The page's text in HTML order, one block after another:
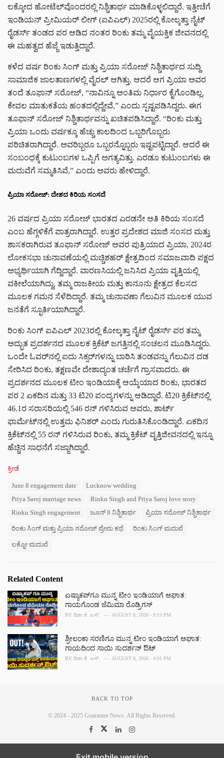
ಲಕ್ಕೋದ ಹೋಟೆಲ್‌ವೊಂದರಲ್ಲಿ ನಿಶ್ಚಿತಾರ್ಥ ಮಾಡಿಕೊಳ್ಳಲಿದ್ದಾರೆ. ಇತ್ತೀಚೆಗೆ
ಇಂಡಿಯನ್ ಪ್ರೀಮಿಯರ್ ಲೀಗ್ (ಐಪಿಎಲ್) 2025ರಲ್ಲಿ ಕೋಲ್ಕತ್ತಾ ನೈಟ್
ರೈಡರ್ಸ್ ತಂಡದ ಪರ ಆಡಿದ ನಂತರ ರಿಂಕು ತಮ್ಮ ವೈಯಕ್ತಿಕ ಜೀವನದಲ್ಲಿ
ಈ ಮಹತ್ವದ ಹೆಜ್ಜೆ ಇಡುತ್ತಿದ್ದಾರೆ.
ಕಳೆದ ವರ್ಷ ರಿಂಕು ಸಿಂಗ್ ಮತ್ತು ಪ್ರಿಯಾ ಸರೋಜ್ ನಿಶ್ಚಿತಾರ್ಥದ ಸುದ್ದಿ
ಸಾಮಾಜಿಕ ಜಾಲತಾಣಗಳಲ್ಲಿ ವೈರಲ್ ಆಗಿತ್ತು. ಆದರೆ ಆಗ ಪ್ರಿಯಾ ಅವರ
ತಂದೆ ತೂಫಾನ್ ಸರೋಜ್, “ನಾವಿನ್ನೂ ಅಂತಿಮ ನಿರ್ಧಾರ ಕೈಗೊಂಡಿಲ್ಲ.
ಕೇವಲ ಮಾತುಕತೆಯ ಹಂತದಲ್ಲಿದ್ದೇವೆ,” ಎಂದು ಸ್ಪಷ್ಟಪಡಿಸಿದ್ದರು. ಈಗ
ತೂಫಾನ್ ಸರೋಜ್ ನಿಶ್ಚಿತಾರ್ಥವನ್ನು ಖಚಿತಪಡಿಸಿದ್ದಾರೆ. “ರಿಂಕು ಮತ್ತು
ಪ್ರಿಯಾ ಒಂದು ವರ್ಷಕ್ಕೂ ಹೆಚ್ಚು ಕಾಲದಿಂದ ಒಬ್ಬರಿಗೊಬ್ಬರು
ಪರಿಚಿತರಾಗಿದ್ದಾರೆ. ಅವರಿಬ್ಬರೂ ಒಬ್ಬರನ್ನೊಬ್ಬರು ಇಷ್ಟಪಟ್ಟಿದ್ದಾರೆ. ಆದರೆ ಈ
ಸಂಬಂಧಕ್ಕೆ ಕುಟುಂಬಗಳ ಒಪ್ಪಿಗೆ ಅಗತ್ಯವಿತ್ತು. ಎರಡೂ ಕುಟುಂಬಗಳು ಈ
ಮದುವೆಗೆ ಸಮ್ಮತಿಸಿವೆ,” ಎಂದು ಅವರು ಹೇಳಿದ್ದಾರೆ.
ಪ್ರಿಯಾ ಸರೋಜ್: ದೇಶದ ಕಿರಿಯ ಸಂಸದೆ
26 ವರ್ಷದ ಪ್ರಿಯಾ ಸರೋಜ್ ಭಾರತದ ಎರಡನೇ ಅತಿ ಕಿರಿಯ ಸಂಸದೆ
ಎಂಬ ಹೆಗ್ಗಳಿಕೆಗೆ ಪಾತ್ರರಾಗಿದ್ದಾರೆ. ಉತ್ತರ ಪ್ರದೇಶದ ಮಾಜಿ ಸಂಸದ ಮತ್ತು
ಶಾಸಕರಾಗಿರುವ ತೂಫಾನ್ ಸರೋಜ್ ಅವರ ಪುತ್ರಿಯಾದ ಪ್ರಿಯಾ, 2024ರ
ಲೋಕಸಭಾ ಚುನಾವಣೆಯಲ್ಲಿ ಮಚ್ಚಿಶಹರ್ ಕ್ಷೇತ್ರದಿಂದ ಸಮಾಜವಾದಿ ಪಕ್ಷದ
ಅಭ್ಯರ್ಥಿಯಾಗಿ ಗೆದ್ದಿದ್ದಾರೆ. ವಾರಣಸಿಯಲ್ಲಿ ಜನಿಸಿದ ಪ್ರಿಯಾ ವೃತ್ತಿಯಲ್ಲಿ
ವಕೀಲೆಯಾಗಿದ್ದು, ತಮ್ಮ ರಾಜಕೀಯ ಮತ್ತು ಕಾನೂನು ಕ್ಷೇತ್ರದ ಕೆಲಸದ
ಮೂಲಕ ಗಮನ ಸೆಳೆದಿದ್ದಾರೆ. ತಮ್ಮ ಚುನಾವಣಾ ಗೆಲುವಿನ ಮೂಲಕ ಯುವ
ಜನತೆಗೆ ಸ್ಫೂರ್ತಿಯಾಗಿದ್ದಾರೆ.
ರಿಂಕು ಸಿಂಗ್ ಐಪಿಎಲ್ 2023ರಲ್ಲಿ ಕೋಲ್ಕತ್ತಾ ನೈಟ್ ರೈಡರ್ಸ್ ಪರ ತಮ್ಮ
ಅದ್ಭುತ ಪ್ರದರ್ಶನದ ಮೂಲಕ ಕ್ರಿಕೆಟ್ ಜಗತ್ತಿನಲ್ಲಿ ಸಂಚಲನ ಮೂಡಿಸಿದ್ದರು.
ಒಂದೇ ಓವರ್‌ನಲ್ಲಿ ಐದು ಸಿಕ್ಸರ್‌ಗಳನ್ನು ಬಾರಿಸಿ ತಂಡವನ್ನು ಗೆಲುವಿನ ದಡ
ಸೇರಿಸಿದ ರಿಂಕು, ತಕ್ಷಣವೇ ದೇಶಾದ್ಯಂತ ಚರ್ಚೆಗೆ ಗ್ರಾಸವಾದರು. ಈ
ಪ್ರದರ್ಶನದ ಮೂಲಕ ಟೀಂ ಇಂಡಿಯಾಕ್ಕೆ ಆಯ್ಕೆಯಾದ ರಿಂಕು, ಭಾರತದ
ಪರ 2 ಏಕದಿನ ಮತ್ತು 33 ಟಿ20 ಪಂದ್ಯಗಳನ್ನು ಆಡಿದ್ದಾರೆ. ಟಿ20 ಕ್ರಿಕೆಟ್‌ನಲ್ಲಿ
46.1ರ ಸರಾಸರಿಯಲ್ಲಿ 546 ರನ್ ಗಳಿಸಿರುವ ಅವರು, ಶಾರ್ಟ್
ಫಾರ್ಮೆಟ್‌ನಲ್ಲಿ ಉತ್ತಮ ಫಿನಿಶರ್ ಎಂದು ಗುರುತಿಸಿಕೊಂಡಿದ್ದಾರೆ. ಏಕದಿನ
ಕ್ರಿಕೆಟ್‌ನಲ್ಲಿ 55 ರನ್ ಗಳಿಸಿರುವ ರಿಂಕು, ತಮ್ಮ ಕ್ರಿಕೆಟ್ ವೃತ್ತಿಜೀವನದಲ್ಲಿ ಇನ್ನೂ
ಹೆಚ್ಚಿನ ಸಾಧನೆಗೆ ಸಜ್ಜಾಗಿದ್ದಾರೆ.
C
ಕ್ರೀಡೆ
June 8 engagement date
Lucknow wedding
Priya Saroj marriage news
Rinku Singh and Priya Saroj love story
Rinku Singh engagement
ಜೂನ್ 8 ನಿಶ್ಚಿತಾರ್ಥ ಪ್ರಿಯಾ ಸರೋಜ್ ನಿಶ್ಚಿತಾರ್ಥ
ರಿಂಕು ಸಿಂಗ್ ಮತ್ತು ಪ್ರಿಯಾ ಸರೋಜ್ ಪ್ರೇಮ ಕಥೆ ರಿಂಕು ಸಿಂಗ್ ಮದುವೆ
ಲಕ್ನೋ ಮದುವೆ
Related Content
ಏಷ್ಯಾಕಪ್‌ಗೂ ಮುನ್ನ ಟೀಂ ಇಂಡಿಯಾಗೆ ಆಘಾತ:
ಗಾಯಗೊಂಡ ಜೆಮಿಮಾ ರೊಡ್ರಿಗಸ್
BY ದಿಶಾ ಕೆ. ಎಸ್. AUGUST 8, 2026 - 9:13 PM
ಶ್ರೀಲಂಕಾ ಸರಣಿಗೂ ಮುನ್ನ ಟೀಂ ಇಂಡಿಯಾಗೆ ಆಘಾತ:
ಗಾಯದಿಂದ ಸಾಯಿ ಸುದರ್ಶನ್ ಔಟ್
BY ದಿಶಾ ಕೆ. ಎಸ್. AUGUST 8, 2026 - 4:01 PM
BACK TO TOP
© 2024 - 2025 Guarantee News. All Rights Reserved.